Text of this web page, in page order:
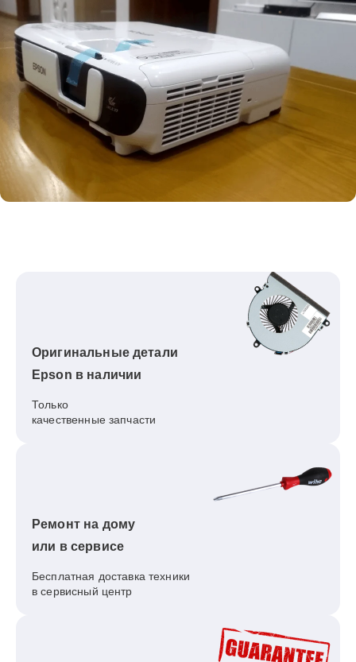
Оригинальные детали
Epson в наличии
Только
качественные запчасти
Ремонт на дому
или в сервисе
Бесплатная доставка техники
в сервисный центр